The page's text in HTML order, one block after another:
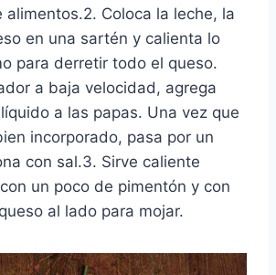
alimentos.2. Coloca la leche, la
en una sartén y calienta lo
para derretir todo el queso.
a baja velocidad, agrega
a las papas. Una vez que
incorporado, pasa por un
con sal.3. Sirve caliente
un poco de pimentón y con
al lado para mojar.